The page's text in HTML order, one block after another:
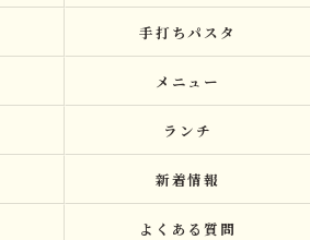
手打ちパスタ
メニュー
ランチ
新着情報
よくある質問